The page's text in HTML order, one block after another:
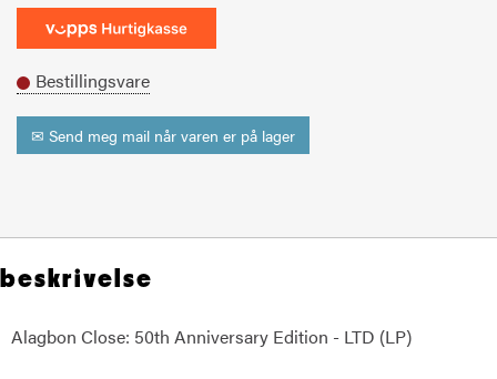
Bestillingsvare
✉ Send meg mail når varen er på lager
beskrivelse
Alagbon Close: 50th Anniversary Edition - LTD (LP)